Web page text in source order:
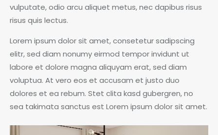
vulputate, odio arcu aliquet metus, nec dapibus risus
risus quis lectus.
Lorem ipsum dolor sit amet, consetetur sadipscing
elitr, sed diam nonumy eirmod tempor invidunt ut
labore et dolore magna aliquyam erat, sed diam
voluptua. At vero eos et accusam et justo duo
dolores et ea rebum. Stet clita kasd gubergren, no
sea takimata sanctus est Lorem ipsum dolor sit amet.